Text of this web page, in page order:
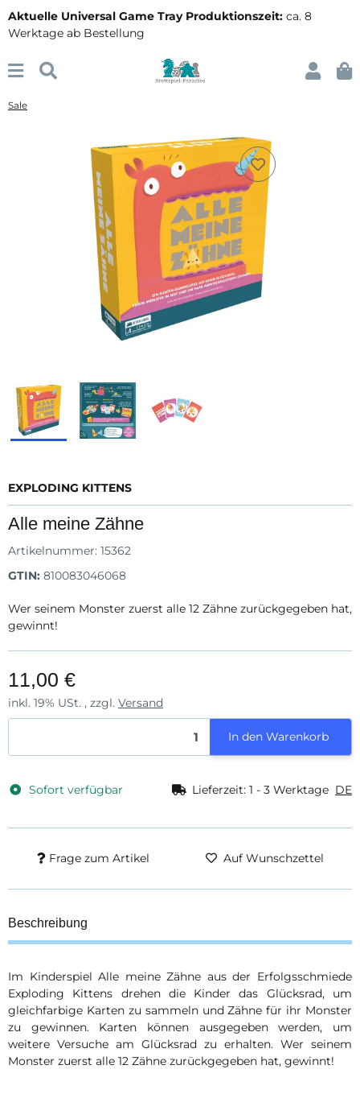
Aktuelle Universal Game Tray Produktionszeit: ca. 8
Werktage ab Bestellung
Sale
EXPLODING KITTENS
Alle meine Zähne
Artikelnummer: 15362
GTIN: 810083046068
Wer seinem Monster zuerst alle 12 Zähne zurückgegeben hat,
gewinnt!
11,00 €
inkl. 19% USt. , zzgl. Versand
In den Warenkorb
Sofort verfügbar Lieferzeit: 1 - 3 Werktage DE
Frage zum Artikel Auf Wunschzettel
Beschreibung
Im Kinderspiel Alle meine Zähne aus der Erfolgsschmiede
Exploding Kittens drehen die Kinder das Glücksrad, um
gleichfarbige Karten zu sammeln und Zähne für ihr Monster
zu gewinnen. Karten können ausgegeben werden, um
weitere Versuche am Glücksrad zu erhalten. Wer seinem
Monster zuerst alle 12 Zähne zurückgegeben hat, gewinnt!